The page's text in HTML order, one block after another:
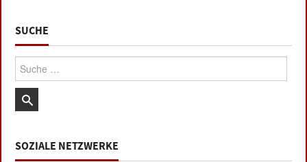
SUCHE
Suche:
SOZIALE NETZWERKE